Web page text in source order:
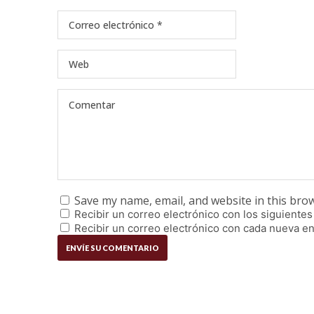
Save my name, email, and website in this
Recibir un correo electrónico con los
Recibir un correo electrónico con cada nueva